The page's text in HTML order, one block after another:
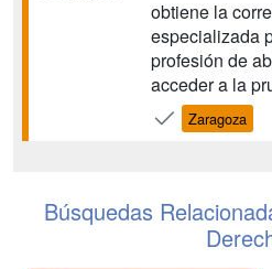
obtiene la
especializada
profesión de
acceder a la prueba de evaluación de
esa aptitud
convocada
con la prueba
Zaragoza
Búsquedas